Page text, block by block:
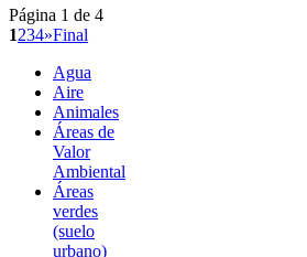
Página 1 de 4
1234»Final
Agua
Aire
Animales
Áreas de
Valor
Ambiental
Áreas
verdes
(suelo
urbano)